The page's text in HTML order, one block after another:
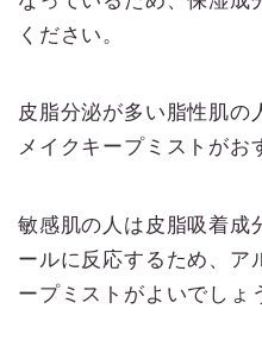
ください。
皮脂分泌が多い脂性肌
メイクキープミストがお
敏感肌の人は皮脂吸着成
ールに反応するため、ア
ープミストがよいでしょ